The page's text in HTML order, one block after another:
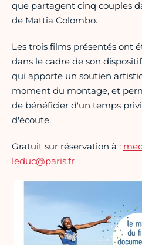
que partagent cinq couples
de Mattia Colombo.
Les trois films présentés ont
dans le cadre de son dispositif
qui apporte un soutien
moment du montage, et
de bénéficier d'un temps
d'écoute.
Gratuit sur réservation à :
leduc@paris.fr